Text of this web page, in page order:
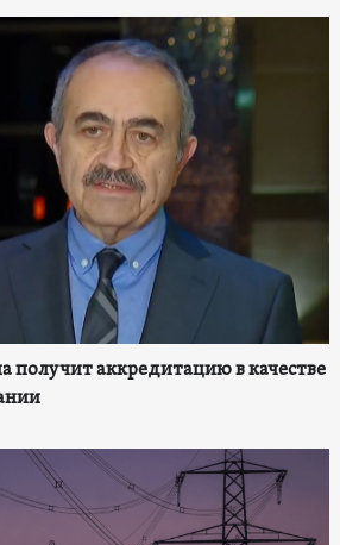
получит аккредитацию в качестве